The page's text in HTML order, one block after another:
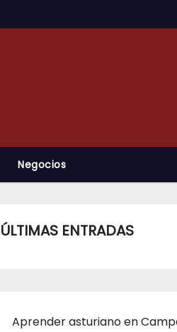
Negocios
ÚLTIMAS ENTRADAS
Aprender asturiano en